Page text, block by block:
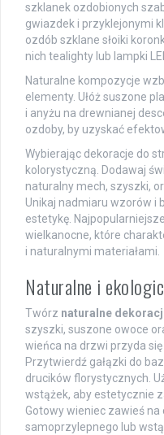
szklanek ozdobionych
gwiazdek i przyklejonymi
ozdób szklane słoiki
nich tealighty lub lampki
Naturalne kompozycje
elementy. Ułóż suszone
i anyżu na drewnianej
ozdoby, by uzyskać
Wybierając dekoracje do
kolorystyczną. Dodawaj
naturalny mech, szyszki,
Unikaj nadmiaru wzorów i
estetykę.
wielkanocne, które
i naturalnymi materiałami.
Naturalne i
Twórz naturalne
szyszki, suszone owoce
wieńca na drzwi przyda
Przytwierdź gałązki do
drucików florystycznych.
wstążek, aby estetycznie
Gotowy wieniec zawieś
samoprzylepnego lub